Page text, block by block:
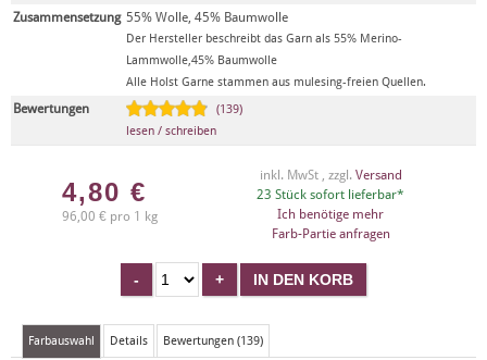
Zusammensetzung 55% Wolle, 45% Baumwolle
Der Hersteller beschreibt das Garn als 55% Merino-
Lammwolle,45% Baumwolle
Alle Holst Garne stammen aus mulesing-freien Quellen.
Bewertungen
(139)
lesen / schreiben
4,80 €
96,00 € pro 1 kg
inkl. MwSt , zzgl. Versand
23 Stück sofort lieferbar*
Ich benötige mehr
Farb-Partie anfragen
Farbauswahl Details Bewertungen (139)